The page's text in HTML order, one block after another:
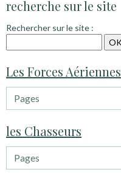
recherche sur le site
Rechercher sur le site :
Les Forces Aériennes
les Chasseurs